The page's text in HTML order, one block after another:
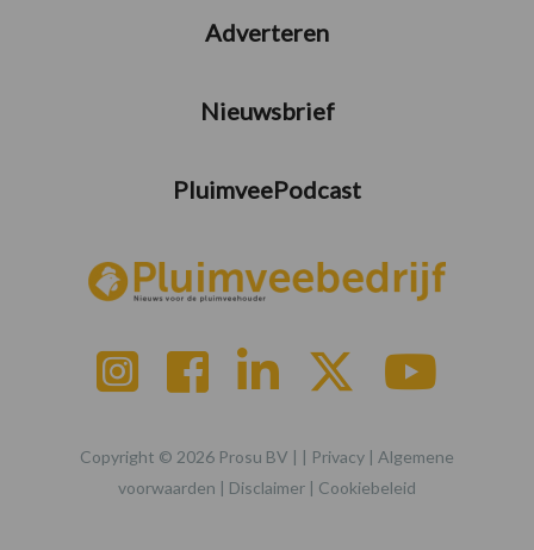
Adverteren
Nieuwsbrief
PluimveePodcast
Copyright © 2026 Prosu BV | | Privacy | Algemene
voorwaarden | Disclaimer | Cookiebeleid